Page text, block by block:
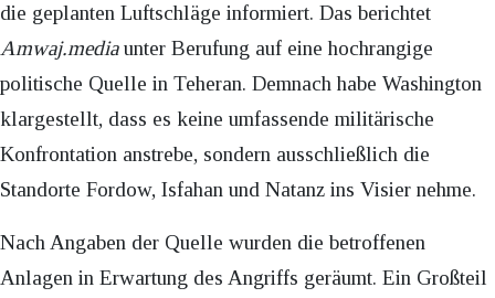
die geplanten Luftschläge informiert. Das berichtet
Amwaj.mediaunter Berufung auf eine hochrangige
politische Quelle in Teheran. Demnach habe Washington
klargestellt, dass es keine umfassende militärische
Konfrontation anstrebe, sondern ausschließlich die
Standorte Fordow, Isfahan und Natanz ins Visier nehme.
Nach Angaben der Quelle wurden die betroffenen
Anlagen in Erwartung des Angriffs geräumt. Ein Großteil